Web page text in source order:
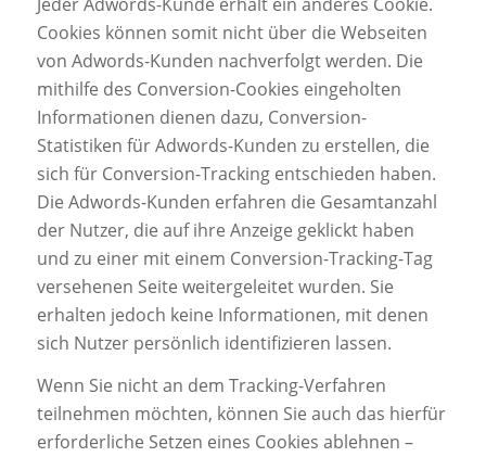
Cookies können somit nicht über die Webseiten
von Adwords-Kunden nachverfolgt werden. Die
mithilfe des Conversion-Cookies eingeholten
Informationen dienen dazu, Conversion-
Statistiken für Adwords-Kunden zu erstellen, die
sich für Conversion-Tracking entschieden haben.
Die Adwords-Kunden erfahren die Gesamtanzahl
der Nutzer, die auf ihre Anzeige geklickt haben
und zu einer mit einem Conversion-Tracking-Tag
versehenen Seite weitergeleitet wurden. Sie
erhalten jedoch keine Informationen, mit denen
sich Nutzer persönlich identifizieren lassen.
Wenn Sie nicht an dem Tracking-Verfahren
teilnehmen möchten, können Sie auch das hierfür
erforderliche Setzen eines Cookies ablehnen –